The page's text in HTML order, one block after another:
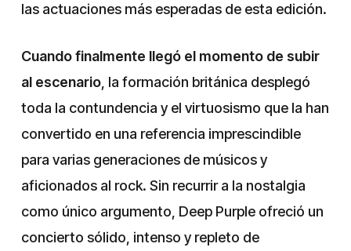
las actuaciones más esperadas de esta edición.
Cuando finalmente llegó el momento de subir
al escenario, la formación británica desplegó
toda la contundencia y el virtuosismo que la han
convertido en una referencia imprescindible
para varias generaciones de músicos y
aficionados al rock. Sin recurrir a la nostalgia
como único argumento, Deep Purple ofreció un
concierto sólido, intenso y repleto de